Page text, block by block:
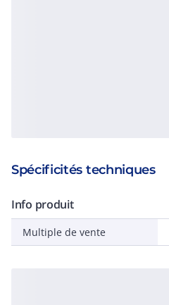
Spécificités techniques
Info produit
Multiple de vente